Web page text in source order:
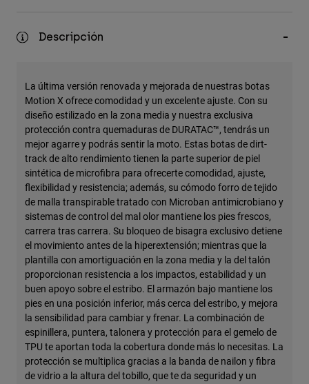
Descripción
La última versión renovada y mejorada de nuestras botas
Motion X ofrece comodidad y un excelente ajuste. Con su
diseño estilizado en la zona media y nuestra exclusiva
protección contra quemaduras de DURATAC™, tendrás un
mejor agarre y podrás sentir la moto. Estas botas de dirt-
track de alto rendimiento tienen la parte superior de piel
sintética de microfibra para ofrecerte comodidad, ajuste,
flexibilidad y resistencia; además, su cómodo forro de tejido
de malla transpirable tratado con Microban antimicrobiano y
sistemas de control del mal olor mantiene los pies frescos,
carrera tras carrera. Su bloqueo de bisagra exclusivo detiene
el movimiento antes de la hiperextensión; mientras que la
plantilla con amortiguación en la zona media y la del talón
proporcionan resistencia a los impactos, estabilidad y un
buen apoyo sobre el estribo. El armazón bajo mantiene los
pies en una posición inferior, más cerca del estribo, y mejora
la sensibilidad para cambiar y frenar. La combinación de
espinillera, puntera, talonera y protección para el gemelo de
TPU te aportan toda la cobertura donde más lo necesitas. La
protección se multiplica gracias a la banda de nailon y fibra
de vidrio a la altura del tobillo, que te da seguridad y un